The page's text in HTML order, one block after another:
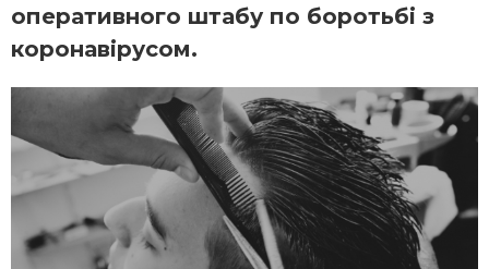
оперативного штабу по боротьбі з
коронавірусом.